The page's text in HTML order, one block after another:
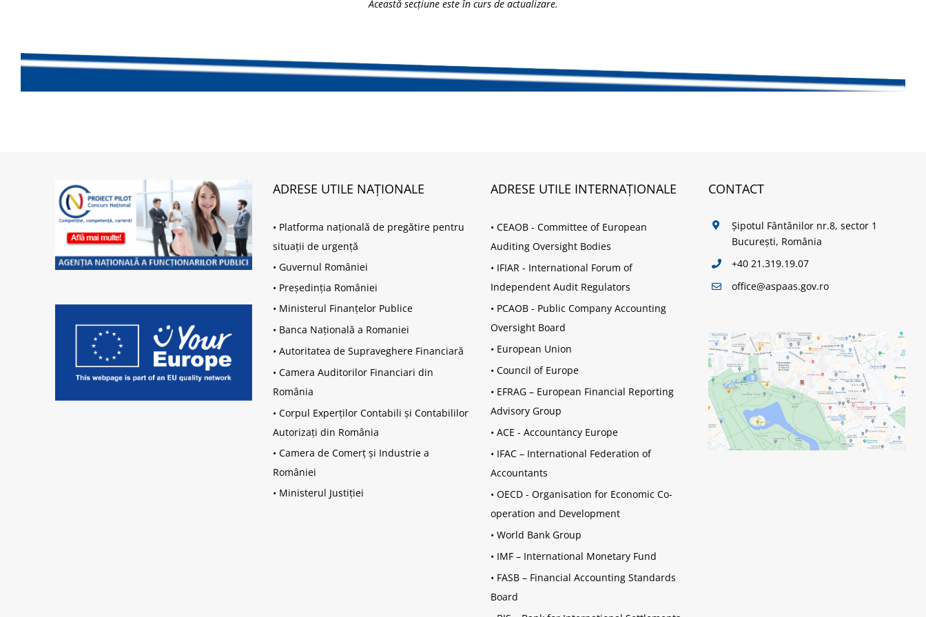
Această secțiune este în curs de actualizare.
ADRESE UTILE NAȚIONALE
• Platforma națională de pregătire pentru
situații de urgență
• Guvernul României
• Președinția României
• Ministerul Finanțelor Publice
• Banca Națională a Romaniei
• Autoritatea de Supraveghere Financiară
• Camera Auditorilor Financiari din
România
• Corpul Experților Contabili și Contabililor
Autorizați din România
• Camera de Comerț și Industrie a
României
• Ministerul Justiției
ADRESE UTILE INTERNAȚIONALE
• CEAOB - Committee of European
Auditing Oversight Bodies
• IFIAR - International Forum of
Independent Audit Regulators
• PCAOB - Public Company Accounting
Oversight Board
• European Union
• Council of Europe
• EFRAG – European Financial Reporting
Advisory Group
• ACE - Accountancy Europe
• IFAC – International Federation of
Accountants
• OECD - Organisation for Economic Co-
operation and Development
• World Bank Group
• IMF – International Monetary Fund
• FASB – Financial Accounting Standards
Board
CONTACT
Șipotul Fântânilor nr.8, sector 1
București, România
+40 21.319.19.07
office@aspaas.gov.ro